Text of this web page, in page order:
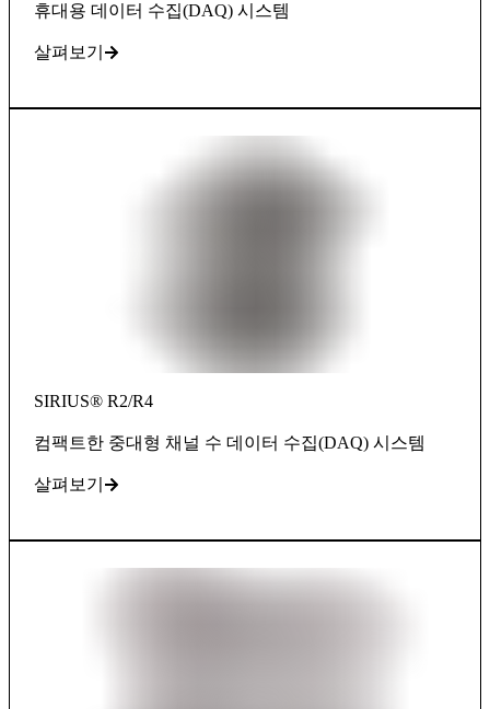
휴대용 데이터 수집(DAQ) 시스템
살펴보기
SIRIUS® R2/R4
컴팩트한 중대형 채널 수 데이터 수집(DAQ) 시스템
살펴보기